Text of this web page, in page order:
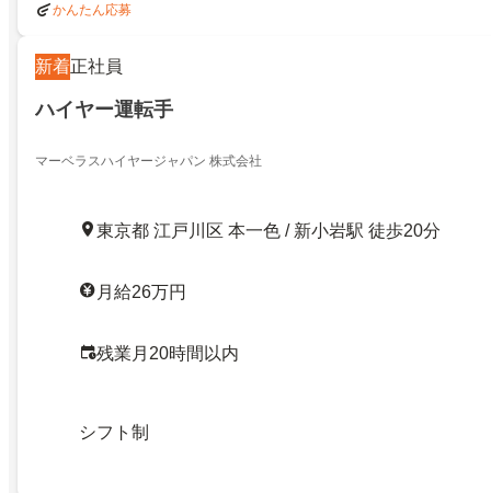
かんたん応募
新着正社員
ハイヤー運転手
マーベラスハイヤージャパン 株式会社
東京都 江戸川区 本一色 / 新小岩駅 徒歩20分
月給26万円
残業月20時間以内
シフト制